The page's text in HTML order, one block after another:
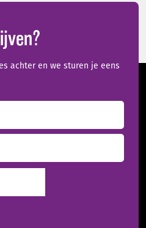
achter en we sturen je eens